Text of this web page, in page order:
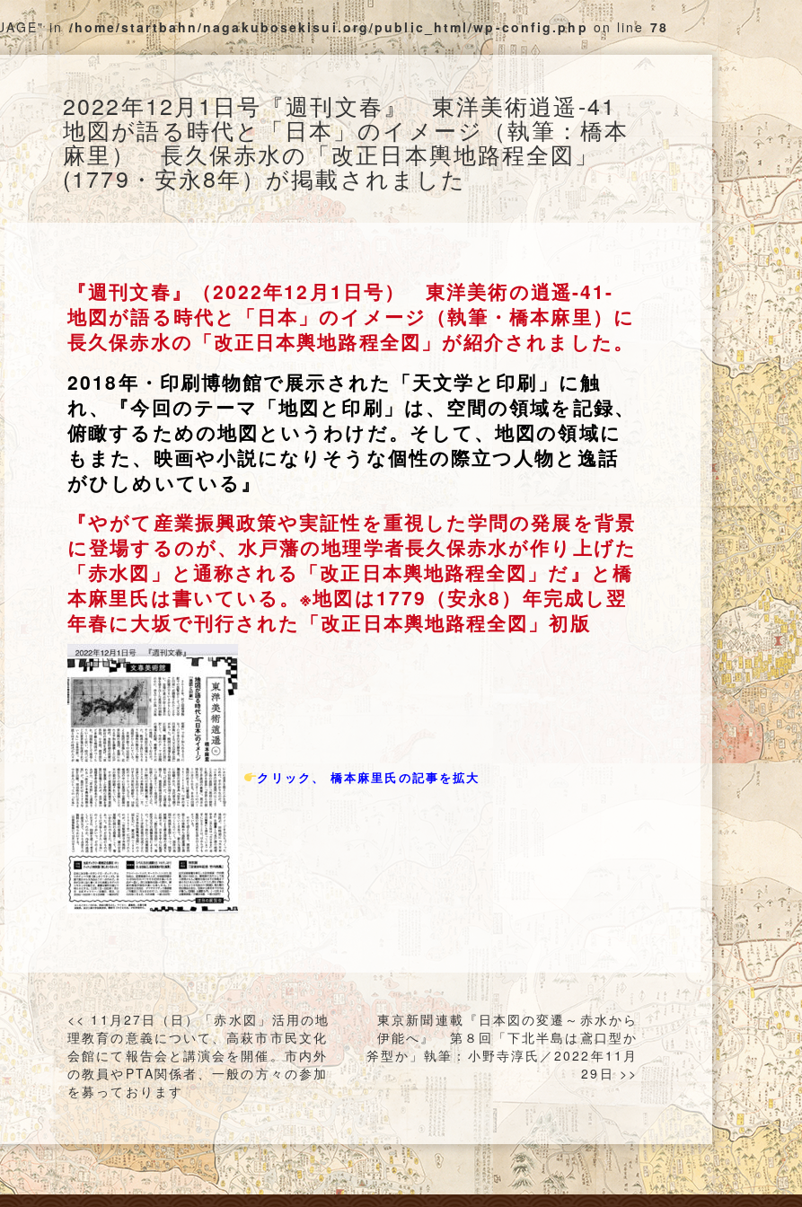
in/home/startbahn/nagakubosekisui.org/public_html/wp-config.php on line 78
2022年12月1日号『週刊文春』 東洋美術逍遥-41
地図が語る時代と「日本」のイメージ（執筆：橋本
麻里） 長久保赤水の「改正日本輿地路程全図」
(1779・安永8年）が掲載されました
『週刊文春』（2022年12月1日号） 東洋美術の逍遥-41-
地図が語る時代と「日本」のイメージ（執筆・橋本麻里）に
長久保赤水の「改正日本輿地路程全図」が紹介されました。
2018年・印刷博物館で展示された「天文学と印刷」に触
れ、『今回のテーマ「地図と印刷」は、空間の領域を記録、
俯瞰するための地図というわけだ。そして、地図の領域に
もまた、映画や小説になりそうな個性の際立つ人物と逸話
がひしめいている』
『やがて産業振興政策や実証性を重視した学問の発展を背景
に登場するのが、水戸藩の地理学者長久保赤水が作り上げた
「赤水図」と通称される「改正日本輿地路程全図」だ』と橋
本麻里氏は書いている。※地図は1779（安永8）年完成し翌
年春に大坂で刊行された「改正日本輿地路程全図」初版
クリック、 橋本麻里氏の記事を拡大
投
稿
ナ
ビ
ゲ
ー
シ
ョ
ン
<< 11月27日（日）「赤水図」活用の地
理教育の意義について、高萩市市民文化
会館にて報告会と講演会を開催。市内外
の教員やPTA関係者、一般の方々の参加
を募っております
東京新聞連載『日本図の変遷～赤水から
伊能へ』 第８回「下北半島は鳶口型か
斧型か」執筆：小野寺淳氏／2022年11月
29日 >>